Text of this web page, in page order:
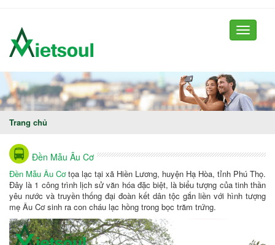
Toggle
Trang chủ
Đền Mẫu Âu Cơ
Đền Mẫu Âu Cơtọa lạc tại xã Hiền Lương, huyện Hạ Hòa, tỉnh Phú Thọ.
Đây là 1 công trình lịch sử văn hóa đặc biệt, là biểu tượng của tinh thần
yêu nước và truyền thống đại đoàn kết dân tộc gắn liền với hình tượng
mẹ Âu Cơ sinh ra con cháu lạc hồng trong bọc trăm trứng.